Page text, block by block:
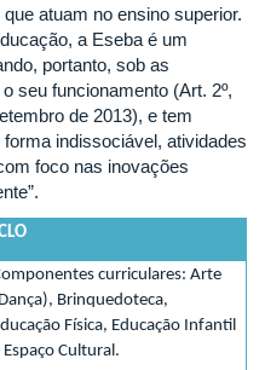
atuam no ensino superior.
a Eseba é um
portanto, sob as
seu funcionamento (Art. 2º,
de 2013), e tem
indissociável, atividades
foco nas inovações
curriculares: Arte
Brinquedoteca,
Física, Educação Infantil
Espaço Cultural.